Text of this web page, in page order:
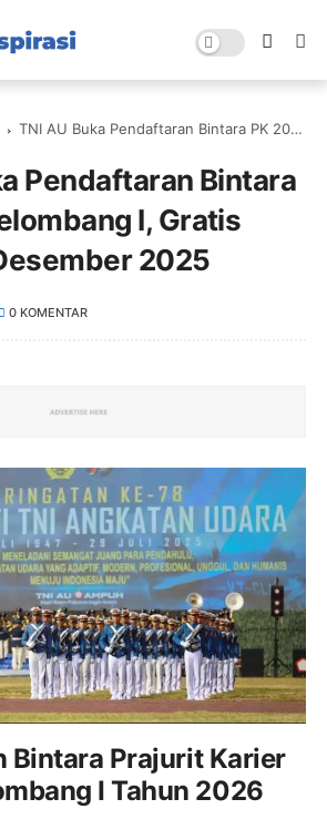
TNI AU Buka Pendaftaran Bintara PK 2026 Gelombang I, Gratis hingga 31 Desember 2025
Pendaftaran Bintara
I, Gratis
2025
0 KOMENTAR
Bintara Prajurit Karier
I Tahun 2026